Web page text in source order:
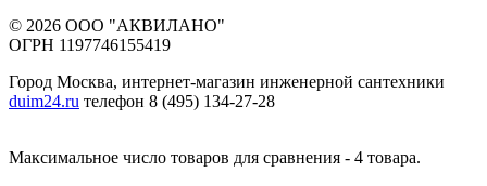
© 2026 ООО "АКВИЛАНО"
ОГРН 1197746155419
Город Москва, интернет-магазин инженерной сантехники
duim24.ru телефон 8 (495) 134-27-28
Максимальное число товаров для сравнения - 4 товара.